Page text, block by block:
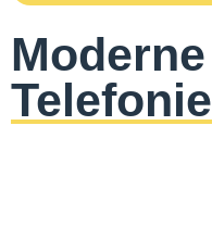
Moderne
Telefonie